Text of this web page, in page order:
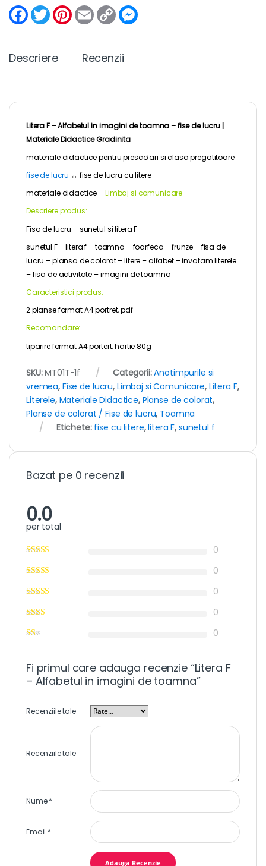
F
a
o
T
w
e
P
E
m
C
o
i
Descriere Recenzii
Litera F – Alfabetul in imagini de toamna – fise de lucru |
Materiale Didactice Gradinita
materiale didactice pentruprescolari si clasa pregatitoare
fise de lucru ↔ fise de lucru cu litere
materiale didactice –Limbaj si comunicare
Descriere produs:
Fisa de lucru – sunetul si litera F
sunetul F – litera f – toamna – foarfeca – frunze – fisa de
lucru – plansa de colorat – litere – alfabet – invatam literele
– fisa de activitate – imagini de toamna
Caracteristici produs:
2 planse format A4 portret, pdf
Recomandare:
tiparire format A4 portert, hartie 80g
SKU:MT01T-1f Categorii:Anotimpurile si
vremea, Fise de lucru, Limbaj si Comunicare, Litera F,
Literele, Materiale Didactice, Planse de colorat,
Planse de colorat / Fise de lucru, Toamna
Etichete: fise cu litere,litera F, sunetul f
Bazat pe 0 recenzii
0.0
per total
0
0
0
0
0
Fi primul care adauga recenzie “Litera F
– Alfabetul in imagini de toamna”
Recenziile tale
Recenziile tale
Nume*
Email *